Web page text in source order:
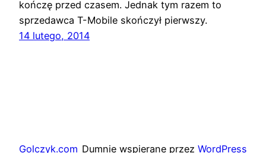
kończę przed czasem. Jednak tym razem to
sprzedawca T-Mobile skończył pierwszy.
14 lutego, 2014
Golczyk.com Dumnie wspierane przez WordPress